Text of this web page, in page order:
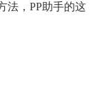
法，PP助手的这